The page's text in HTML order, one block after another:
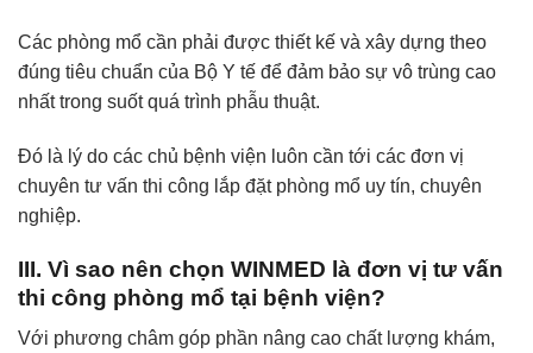
Các phòng mổ cần phải được thiết kế và xây dựng theo
đúng tiêu chuẩn của Bộ Y tế để đảm bảo sự vô trùng cao
nhất trong suốt quá trình phẫu thuật.
Đó là lý do các chủ bệnh viện luôn cần tới các đơn vị
chuyên tư vấn thi công lắp đặt phòng mổ uy tín, chuyên
nghiệp.
III. Vì sao nên chọn WINMED là đơn vị tư vấn
thi công phòng mổ tại bệnh viện?
Với phương châm góp phần nâng cao chất lượng khám,